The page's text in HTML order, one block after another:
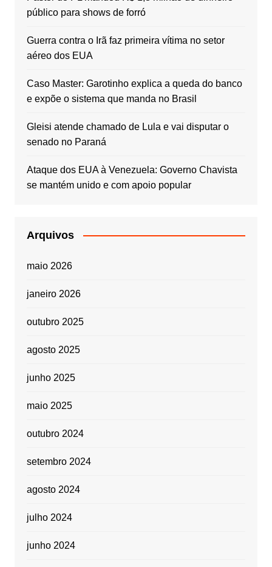
público para shows de forró
Guerra contra o Irã faz primeira vítima no setor
aéreo dos EUA
Caso Master: Garotinho explica a queda do banco
e expõe o sistema que manda no Brasil
Gleisi atende chamado de Lula e vai disputar o
senado no Paraná
Ataque dos EUA à Venezuela: Governo Chavista
se mantém unido e com apoio popular
Arquivos
maio 2026
janeiro 2026
outubro 2025
agosto 2025
junho 2025
maio 2025
outubro 2024
setembro 2024
agosto 2024
julho 2024
junho 2024